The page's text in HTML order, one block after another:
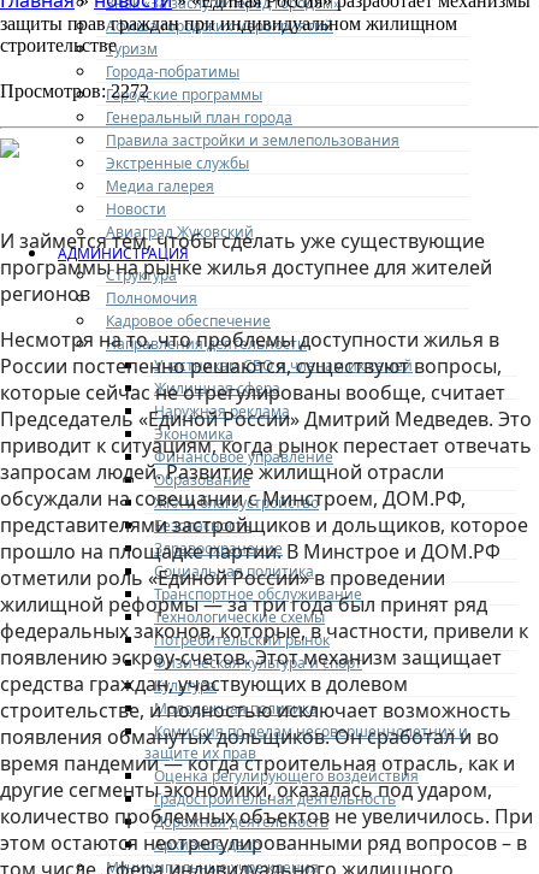
Афиша городских мероприятий
Туризм
Города-побратимы
Городские программы
Генеральный план города
Правила застройки и землепользования
Экстренные службы
Медиа галерея
Новости
Авиаград Жуковский
АДМИНИСТРАЦИЯ
Структура
Полномочия
Кадровое обеспечение
Направления деятельности
Участникам СВО и членам их семей
Жилищная сфера
Наружная реклама
Экономика
Финансовое управление
Образование
ЖКХ и благоустройство
Безопасность
Здравоохранение
Социальная политика
Транспортное обслуживание
Технологические схемы
Потребительский рынок
Физическая культура и спорт
Культура
Молодежная политика
Комиссия по делам несовершеннолетних и
защите их прав
Оценка регулирующего воздействия
Градостроительная деятельность
Дорожная деятельность
Архивное дело
Муниципальные учреждения
защиты прав граждан при индивидуальном жилищном
строительстве
Просмотров: 2272
И займется тем, чтобы сделать уже существующие
программы на рынке жилья доступнее для жителей
регионов
Несмотря на то, что проблемы доступности жилья в
России постепенно решаются, существуют вопросы,
которые сейчас не отрегулированы вообще, считает
Председатель «Единой России» Дмитрий Медведев. Это
приводит к ситуациям, когда рынок перестает отвечать
запросам людей. Развитие жилищной отрасли
обсуждали на совещании с Минстроем, ДОМ.РФ,
представителями застройщиков и дольщиков, которое
прошло на площадке партии. В Минстрое и ДОМ.РФ
отметили роль «Единой России» в проведении
жилищной реформы — за три года был принят ряд
федеральных законов, которые, в частности, привели к
появлению эскроу-счетов. Этот механизм защищает
средства граждан, участвующих в долевом
строительстве, и полностью исключает возможность
появления обманутых дольщиков. Он сработал и во
время пандемии — когда строительная отрасль, как и
другие сегменты экономики, оказалась под ударом,
количество проблемных объектов не увеличилось. При
этом остаются неотрегулированными ряд вопросов – в